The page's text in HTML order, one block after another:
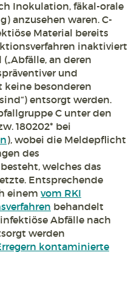
Inokulation, fäkal-orale
anzusehen waren. C-
Material bereits
inaktiviert
an deren
und
besonderen
entsorgt werden.
C unter den
180202* bei
), wobei die Meldepflicht
des
besteht, welches das
Entsprechende
einem vom RKI
behandelt
Abfälle nach
werden
kontaminierte